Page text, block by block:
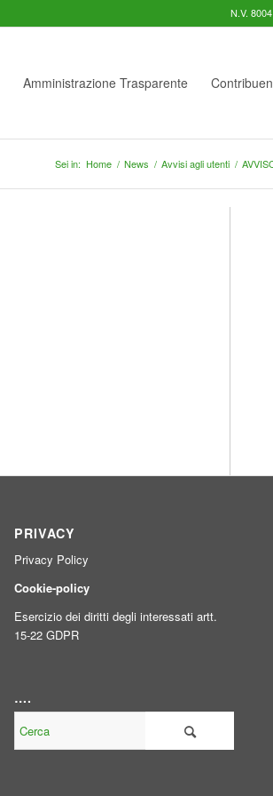
N.V.
Amministrazione Trasparente
Sei in: Home / News / Avvisi agli utenti /
PRIVACY
Privacy Policy
Cookie-policy
Esercizio dei diritti degli interessati artt.
15-22 GDPR
….